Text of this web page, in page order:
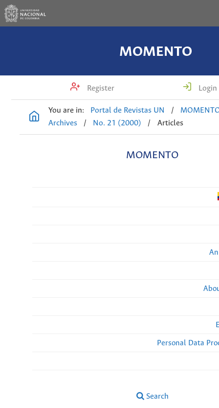
MOMENTO
Register Login
You are in: Portal de Revistas UN /
Archives
/ No. 21 (2000) / Articles
MOMENTO
Personal Data
Search